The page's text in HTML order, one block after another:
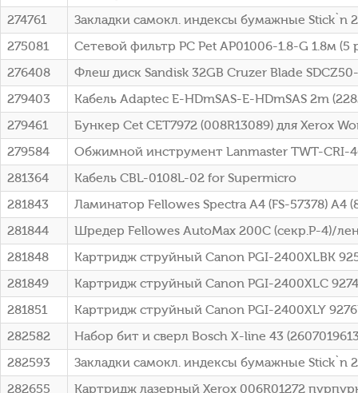
274761
Закладки самокл. индексы бумажные Stick`n
275081
Сетевой фильтр PC Pet AP01006-1.8-G 1.8м
276408
Флеш диск Sandisk 32GB Cruzer Blade
279403
Кабель Adaptec E-HDmSAS-E-HDmSAS 2m
279461
Бункер Cet CET7972 (008R13089) для Xerox
279584
Обжимной инструмент Lanmaster TWT-CRI-
281364
Кабель CBL-0108L-02 for Supermicro
281843
Ламинатор Fellowes Spectra A4 (FS-57378)
281844
Шредер Fellowes AutoMax 200C (секр.P-4)/
281848
Картридж струйный Canon PGI-2400XLBK
281849
Картридж струйный Canon PGI-2400XLC
281851
Картридж струйный Canon PGI-2400XLY
282582
Набор бит и сверл Bosch X-line 43
282593
Закладки самокл. индексы бумажные Stick`n
282655
Картридж лазерный Xerox 006R01272